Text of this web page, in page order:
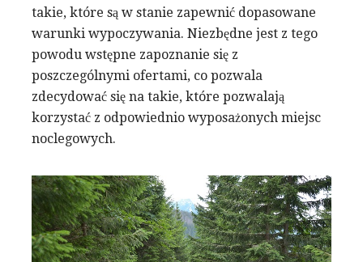
takie, które są w stanie zapewnić dopasowane
warunki wypoczywania. Niezbędne jest z tego
powodu wstępne zapoznanie się z
poszczególnymi ofertami, co pozwala
zdecydować się na takie, które pozwalają
korzystać z odpowiednio wyposażonych miejsc
noclegowych.